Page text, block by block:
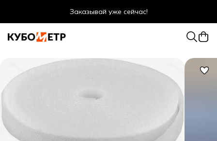
Заказывай уже сейчас!
Оптовые цены даже для физ. лиц